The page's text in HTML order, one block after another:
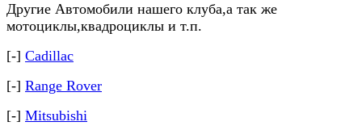
Другие Автомобили нашего клуба,а так же
мотоциклы,квадроциклы и т.п.
[-] Cadillac
[-] Range Rover
[-] Mitsubishi